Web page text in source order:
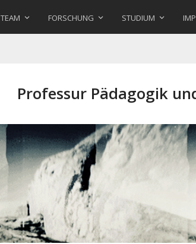
TEAM FORSCHUNG STUDIUM
Professur Pädagogik